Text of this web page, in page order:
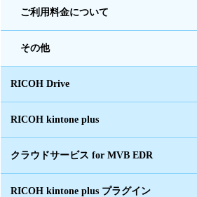
ご利用料金について
その他
RICOH Drive
RICOH kintone plus
クラウドサービス for MVB EDR
RICOH kintone plus プラグイン